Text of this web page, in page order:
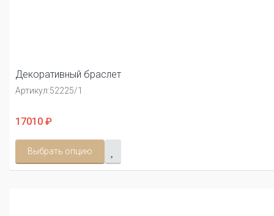
Декоративный браслет
Артикул:52225/1
17010 ₽
Выбрать опцию